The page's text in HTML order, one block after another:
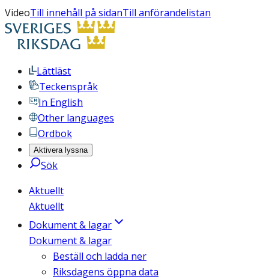
VideoTill innehåll på sidanTill anförandelistan
Lättläst
Teckenspråk
In English
Other languages
Ordbok
Aktivera lyssna
Sök
Aktuellt
Aktuellt
Dokument & lagar
Dokument & lagar
Beställ och ladda ner
Riksdagens öppna data